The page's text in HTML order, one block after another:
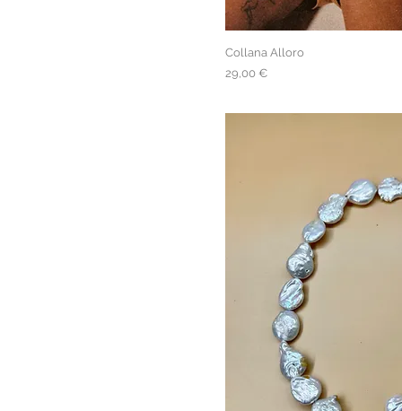
Collana Alloro
Prezzo
29,00 €